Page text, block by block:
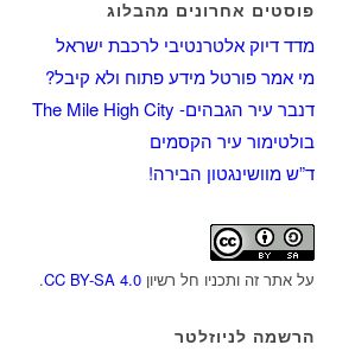
פוסטים אחרונים מהבלוג
מדד דיוק אלטרנטיבי לרכבת ישראל
מי אמר פורטל מידע פתוח ולא קיבל?
דנבר עיר הגבהים- The Mile High City
בולטימור עיר הקסמים
ד”ש מוושינגטון הבירה!
על אתר זה ותכניו חל רשיון CC BY-SA 4.0
.
הרשמה לניוזלטר